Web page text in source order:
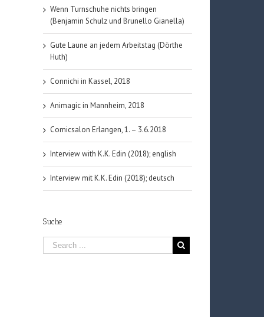
Wenn Turnschuhe nichts bringen
(Benjamin Schulz und Brunello Gianella)
Gute Laune an jedem Arbeitstag (Dörthe
Huth)
Connichi in Kassel, 2018
Animagic in Mannheim, 2018
Comicsalon Erlangen, 1. – 3.6.2018
Interview with K.K. Edin (2018); english
Interview mit K.K. Edin (2018); deutsch
Suche